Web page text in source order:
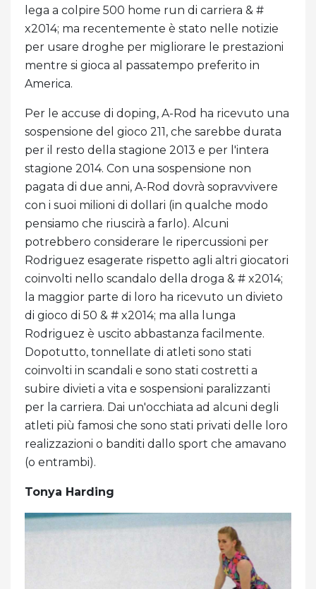
lega a colpire 500 home run di carriera & #
x2014; ma recentemente è stato nelle notizie
per usare droghe per migliorare le prestazioni
mentre si gioca al passatempo preferito in
America.
Per le accuse di doping, A-Rod ha ricevuto una
sospensione del gioco 211, che sarebbe durata
per il resto della stagione 2013 e per l'intera
stagione 2014. Con una sospensione non
pagata di due anni, A-Rod dovrà sopravvivere
con i suoi milioni di dollari (in qualche modo
pensiamo che riuscirà a farlo). Alcuni
potrebbero considerare le ripercussioni per
Rodriguez esagerate rispetto agli altri giocatori
coinvolti nello scandalo della droga & # x2014;
la maggior parte di loro ha ricevuto un divieto
di gioco di 50 & # x2014; ma alla lunga
Rodriguez è uscito abbastanza facilmente.
Dopotutto, tonnellate di atleti sono stati
coinvolti in scandali e sono stati costretti a
subire divieti a vita e sospensioni paralizzanti
per la carriera. Dai un'occhiata ad alcuni degli
atleti più famosi che sono stati privati ​​delle loro
realizzazioni o banditi dallo sport che amavano
(o entrambi).
Tonya Harding